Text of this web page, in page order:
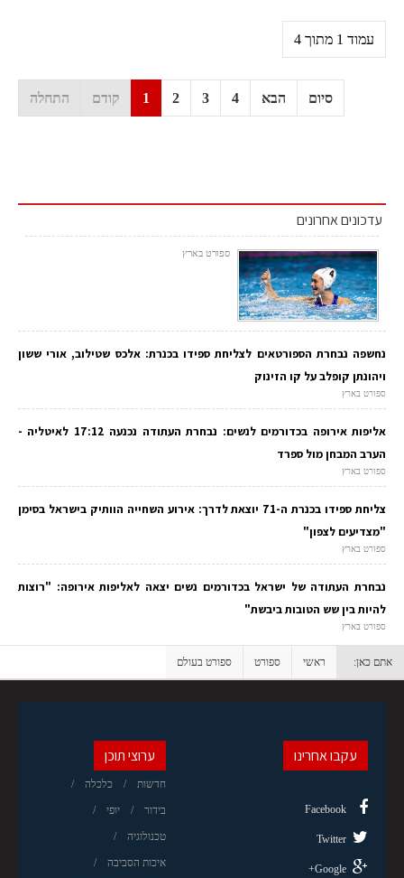
עמוד 1 מתוך 4
התחלה קודם 1 2 3 4 הבא סיום
עדכונים אחרונים
ספורט בארץ
נחשפה נבחרת הספורטאים לצליחת ספידו בכנרת: אלכס שטילוב, אורי ששון
ויהונתן קופלב על קו הזינוק
ספורט בארץ
אליפות אירופה בכדורמים לנשים: נבחרת העתודה נכנעה 17:12 לאיטליה -
הערב המבחן מול ספרד
ספורט בארץ
צליחת ספידו בכנרת ה-71 יוצאת לדרך: אירוע השחייה הוותיק בישראל בסימן
"מצדיעים לצפון"
ספורט בארץ
נבחרת העתודה של ישראל בכדורמים נשים יצאה לאליפות אירופה: "רוצות
להיות בין שש הטובות ביבשת"
ספורט בארץ
אתם כאן: ראשי ספורט ספורט בעולם
ערוצי תוכן
חדשות כלכלה
בידור יופי
טכנולוגיה
איכות הסביבה
עקבו אחרינו
Facebook
Twitter
Google+